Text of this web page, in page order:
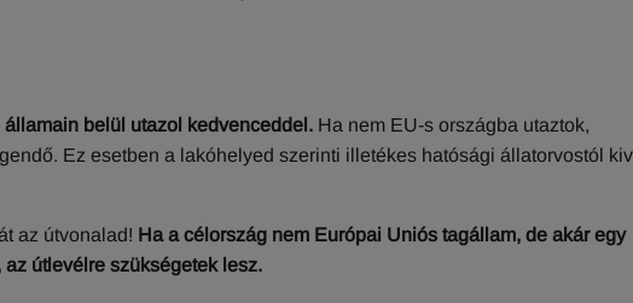
belül utazol kedvenceddel. Ha nem EU‑s országba utaztok,
Ez esetben a lakóhelyed szerinti illetékes hatósági állatorvostól
az útvonalad! Ha a célország nem Európai Uniós tagállam, de akár egy
útlevélre szükségetek lesz.